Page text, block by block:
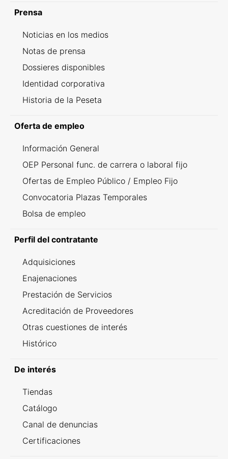
Prensa
Noticias en los medios
Notas de prensa
Dossieres disponibles
Identidad corporativa
Historia de la Peseta
Oferta de empleo
Información General
OEP Personal func. de carrera o laboral fijo
Ofertas de Empleo Público / Empleo Fijo
Convocatoria Plazas Temporales
Bolsa de empleo
Perfil del contratante
Adquisiciones
Enajenaciones
Prestación de Servicios
Acreditación de Proveedores
Otras cuestiones de interés
Histórico
De interés
Tiendas
Catálogo
Canal de denuncias
Certificaciones